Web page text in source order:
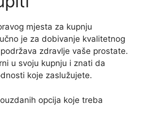
mjesta za kupnju
je za dobivanje kvalitetnog
zdravlje vaše prostate.
u svoju kupnju i znati da
koje zaslužujete.
opcija koje treba